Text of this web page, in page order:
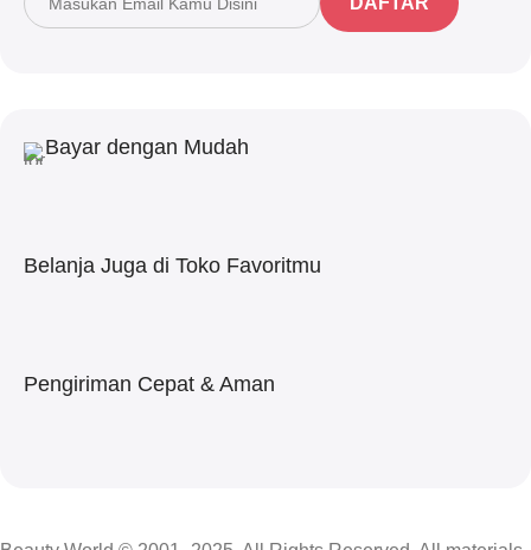
Bayar dengan Mudah
Belanja Juga di Toko Favoritmu
Pengiriman Cepat & Aman